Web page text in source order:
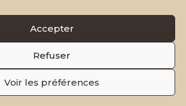
Accepter
Refuser
Voir les préférences
Inscriptions closes
Documentation
bcazur.frApplication Web
Email
Côte d'Azur — Association loi 1901 · Côte
d'Azur